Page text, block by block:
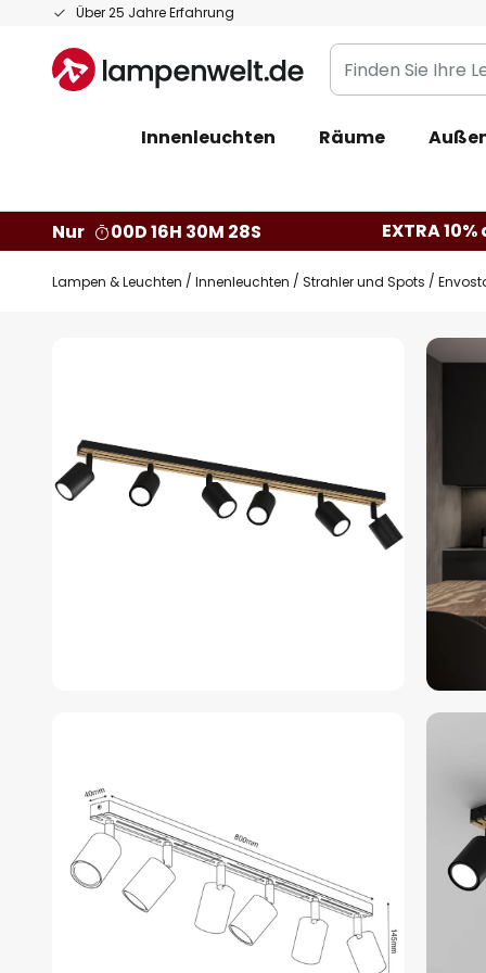
Über 25 Jahre Erfahrung
Zum
springen
Finden
Sie
Leuchte...
Innenleuchten Räume
Nur 00D 16H 30M 27S EXTRA
Lampen & Leuchten Innenleuchten Strahler und Spots
springen